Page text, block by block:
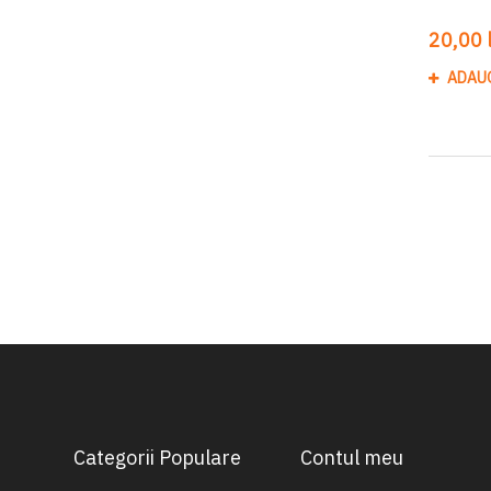
20,00
Categorii Populare Contul meu